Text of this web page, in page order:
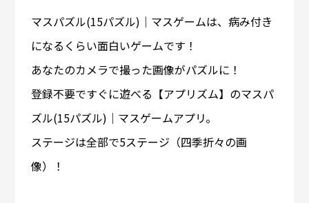
マスパズル(15パズル)｜マスゲームは、病み付き
になるくらい面白いゲームです！
あなたのカメラで撮った画像がパズルに！
登録不要ですぐに遊べる【アプリズム】のマスパ
ズル(15パズル)｜マスゲームアプリ。
ステージは全部で5ステージ（四季折々の画
像）！